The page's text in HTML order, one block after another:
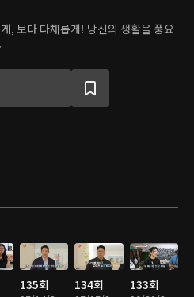
, 보다 다채롭게! 당신의 생활을 풍요
135회 134회 133회